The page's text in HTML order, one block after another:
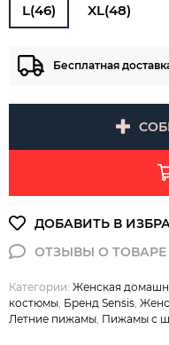
L(46) XL(48)
Бесплатная
Категории: Женская
костюмы Бренд Sensis
Летние пижамы Пижамы с